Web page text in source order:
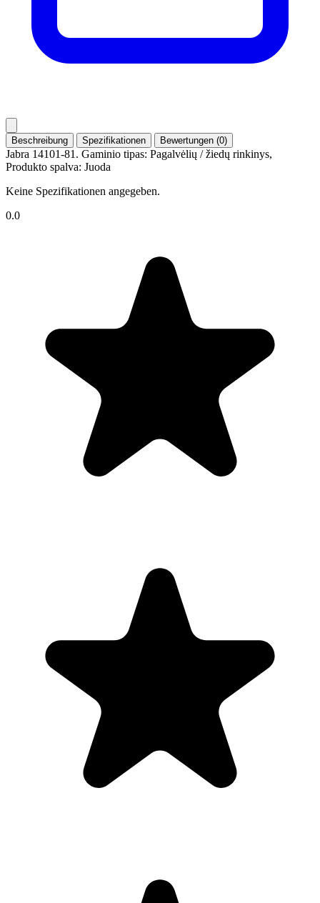
Beschreibung Spezifikationen Bewertungen (0)
Jabra 14101-81. Gaminio tipas: Pagalvėlių / žiedų rinkinys,
Produkto spalva: Juoda
Keine Spezifikationen angegeben.
0.0